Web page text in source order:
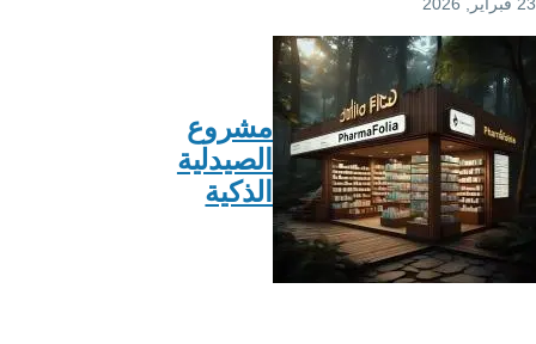
k
مشروع
الصيدلية
الذكية